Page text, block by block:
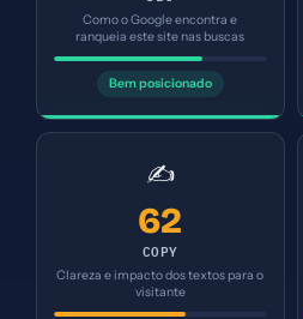
Como o Google encontra e
ranqueia este site nas buscas
Bem posicionado
✍️
62
COPY
Clareza e impacto dos textos para o
visitante